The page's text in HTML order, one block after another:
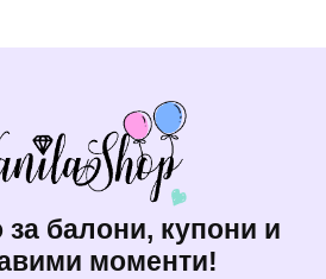
за балони, купони и
моменти!